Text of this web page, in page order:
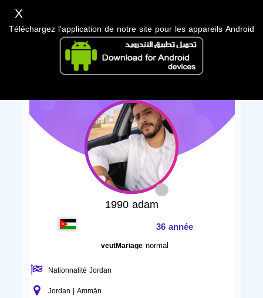
1990 adam
36 année
veutMariage normal
Nationnalité Jordan
Jordan | Ammān
X
Téléchargez l'application de notre site pour les appareils Android